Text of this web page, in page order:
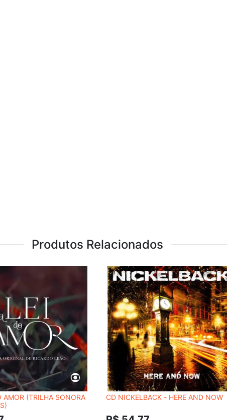
Produtos Relacionados
AMOR (TRILHA SONORA
CD NICKELBACK - HERE AND NOW